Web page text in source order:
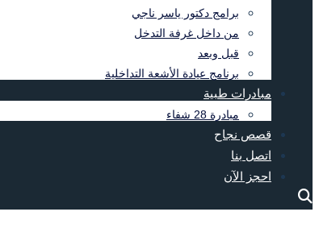
برامج دكتور ياسر ناجي
من داخل غرفة التدخل
قبل وبعد
برنامج عيادة الأشعة التداخلية
مبادرات طبية
مبادرة 28 شفاء
قصص نجاح
اتصل بنا
احجز الآن